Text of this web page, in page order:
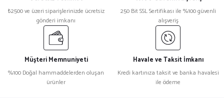
₺2500 ve üzeri siparişlerinizde ücretsiz
gönderi imkanı
250 Bit SSL Sertifikası ile %100 güvenli
alışveriş
Müşteri Memnuniyeti
%100 Doğal hammaddelerden oluşan
ürünler
Havale ve Taksit İmkanı
Kredi kartınıza taksit ve banka havalesi
ile ödeme